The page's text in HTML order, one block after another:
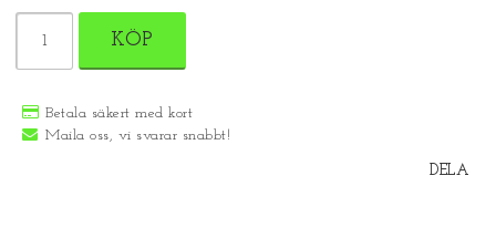
KÖP
Betala säkert med kort
Maila oss, vi svarar snabbt!
DELA